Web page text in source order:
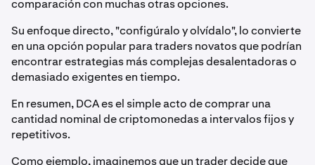
comparación con muchas otras opciones.
Su enfoque directo, "configúralo y olvídalo", lo convierte
en una opción popular para traders novatos que podrían
encontrar estrategias más complejas desalentadoras o
demasiado exigentes en tiempo.
En resumen, DCA es el simple acto de comprar una
cantidad nominal de criptomonedas a intervalos fijos y
repetitivos.
Como ejemplo, imaginemos que un trader decide que